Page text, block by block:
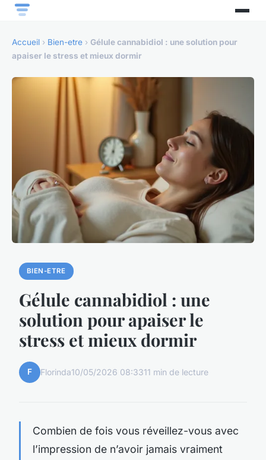
Accueil › Bien-etre › Gélule cannabidiol : une solution pour
apaiser le stress et mieux dormir
BIEN-ETRE
Gélule cannabidiol : une
solution pour apaiser le
stress et mieux dormir
F Florinda10/05/2026 08:3311 min de lecture
Combien de fois vous réveillez-vous avec
l’impression de n’avoir jamais vraiment